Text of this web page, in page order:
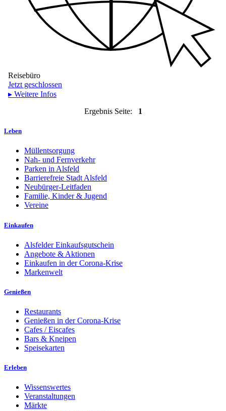
Reisebüro
Jetzt geschlossen
▸ Weitere Infos
Ergebnis Seite: 1
Leben
Müllentsorgung
Nah- und Fernverkehr
Parken in Alsfeld
Barrierefreie Stadt Alsfeld
Neubürger-Leitfaden
Familie, Kinder & Jugend
Vereine
Einkaufen
Alsfelder Einkaufsgutschein
Angebote & Aktionen
Einkaufen in der Corona-Krise
Markenwelt
Genießen
Restaurants
Genießen in der Corona-Krise
Cafes / Eiscafes
Bars & Kneipen
Speisekarten
Erleben
Wissenswertes
Veranstaltungen
Märkte